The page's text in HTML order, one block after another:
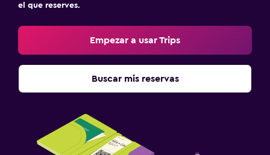
el que reserves.
Empezar a usar Trips
Buscar mis reservas